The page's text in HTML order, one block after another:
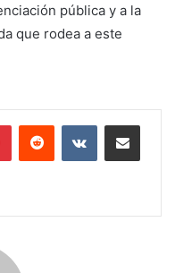
pública y a la
que rodea a este